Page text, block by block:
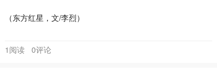
（东方红星，文/李烈）
1阅读 0评论